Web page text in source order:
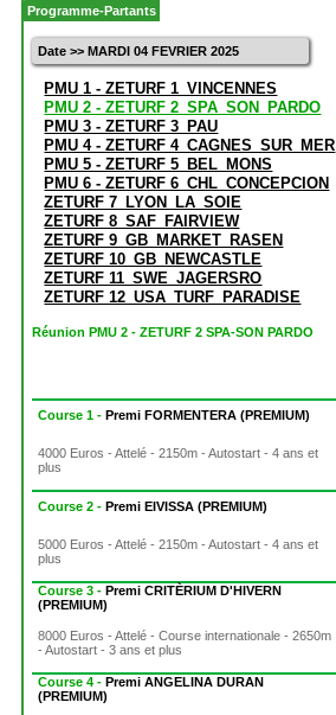
Programme-Partants
Date >> MARDI 04 FEVRIER 2025
PMU 1 - ZETURF 1_VINCENNES
PMU 2 - ZETURF 2_SPA_SON_PARDO
PMU 3 - ZETURF 3_PAU
PMU 4 - ZETURF 4_CAGNES_SUR_MER
PMU 5 - ZETURF 5_BEL_MONS
PMU 6 - ZETURF 6_CHL_CONCEPCION
ZETURF 7_LYON_LA_SOIE
ZETURF 8_SAF_FAIRVIEW
ZETURF 9_GB_MARKET_RASEN
ZETURF 10_GB_NEWCASTLE
ZETURF 11_SWE_JAGERSRO
ZETURF 12_USA_TURF_PARADISE
Réunion PMU 2 - ZETURF 2 SPA-SON PARDO
Course 1 -Premi FORMENTERA (PREMIUM)
4000 Euros - Attelé - 2150m - Autostart - 4 ans et
plus
Course 2 -Premi EIVISSA (PREMIUM)
5000 Euros - Attelé - 2150m - Autostart - 4 ans et
plus
Course 3 -Premi CRITÈRIUM D'HIVERN
(PREMIUM)
8000 Euros - Attelé - Course internationale - 2650m
- Autostart - 3 ans et plus
Course 4 -Premi ANGELINA DURAN
(PREMIUM)